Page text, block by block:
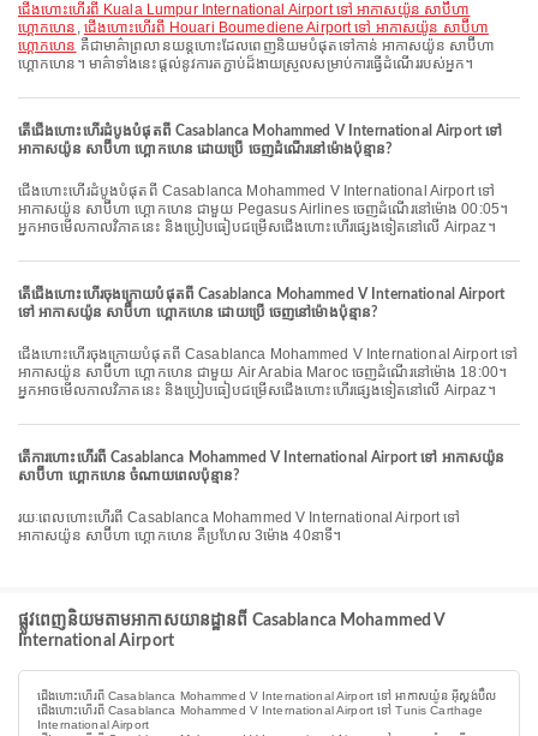
ជើងហោះហើរពី Kuala Lumpur International Airport ទៅ អាកាសយ៉ូន សាប៊ីហា
ហ្គោកហេន , ជើងហោះហើរពី Houari Boumediene Airport ទៅ អាកាសយ៉ូន សាប៊ីហា
ហ្គោកហេន គឺជាមាគ៌ាព្រលានយន្តហោះដែលពេញនិយមបំផុតទៅកាន់ អាកាសយ៉ូន សាប៊ីហា
ហ្គោកហេន។ មាគ៌ាទាំងនេះផ្តល់នូវការតភ្ជាប់ដ៏ងាយស្រួលសម្រាប់ការធ្វើដំណើររបស់អ្នក។
តើជើងហោះហើរដំបូងបំផុតពី Casablanca Mohammed V International Airport ទៅ
អាកាសយ៉ូន សាប៊ីហា ហ្គោកហេន ដោយប្រើ ចេញដំណើរនៅម៉ោងប៉ុន្មាន?
ជើងហោះហើរដំបូងបំផុតពី Casablanca Mohammed V International Airport ទៅ
អាកាសយ៉ូន សាប៊ីហា ហ្គោកហេន ជាមួយ Pegasus Airlines ចេញដំណើរនៅម៉ោង 00:05។
អ្នកអាចមើលកាលវិភាគនេះ និងប្រៀបធៀបជម្រើសជើងហោះហើរផ្សេងទៀតនៅលើ Airpaz។
តើជើងហោះហើរចុងក្រោយបំផុតពី Casablanca Mohammed V International Airport
ទៅ អាកាសយ៉ូន សាប៊ីហា ហ្គោកហេន ដោយប្រើ ចេញនៅម៉ោងប៉ុន្មាន?
ជើងហោះហើរចុងក្រោយបំផុតពី Casablanca Mohammed V International Airport ទៅ
អាកាសយ៉ូន សាប៊ីហា ហ្គោកហេន ជាមួយ Air Arabia Maroc ចេញដំណើរនៅម៉ោង 18:00។
អ្នកអាចមើលកាលវិភាគនេះ និងប្រៀបធៀបជម្រើសជើងហោះហើរផ្សេងទៀតនៅលើ Airpaz។
តើការហោះហើរពី Casablanca Mohammed V International Airport ទៅ អាកាសយ៉ូន
សាប៊ីហា ហ្គោកហេន ចំណាយពេលប៉ុន្មាន?
រយៈពេលហោះហើរពី Casablanca Mohammed V International Airport ទៅ
អាកាសយ៉ូន សាប៊ីហា ហ្គោកហេន គឺប្រហែល 3ម៉ោង 40នាទី។
ផ្លូវពេញនិយមតាមអាកាសយានដ្ឋានពី Casablanca Mohammed V
International Airport
ជើងហោះហើរពី Casablanca Mohammed V International Airport ទៅ អាកាសយ៉ូន អ៊ីស្តង់ប៊ឺល
ជើងហោះហើរពី Casablanca Mohammed V International Airport ទៅ Tunis Carthage
International Airport